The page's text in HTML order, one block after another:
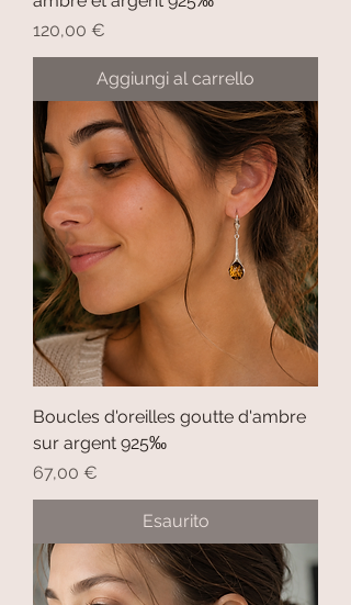
Prezzo
120,00 €
Aggiungi al carrello
Boucles d'oreilles goutte d'ambre
sur argent 925‰
Prezzo
67,00 €
Esaurito